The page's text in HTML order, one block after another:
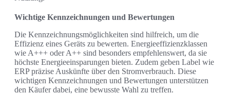
Wichtige Kennzeichnungen und Bewertungen
Die Kennzeichnungsmöglichkeiten sind hilfreich, um die
Effizienz eines Geräts zu bewerten. Energieeffizienzklassen
wie A+++ oder A++ sind besonders empfehlenswert, da sie
höchste Energieeinsparungen bieten. Zudem geben Label wie
ERP präzise Auskünfte über den Stromverbrauch. Diese
wichtigen Kennzeichnungen und Bewertungen unterstützen
den Käufer dabei, eine bewusste Wahl zu treffen.